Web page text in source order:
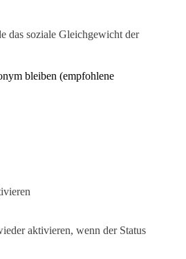
das soziale Gleichgewicht der
bleiben (empfohlene
aktivieren, wenn der Status